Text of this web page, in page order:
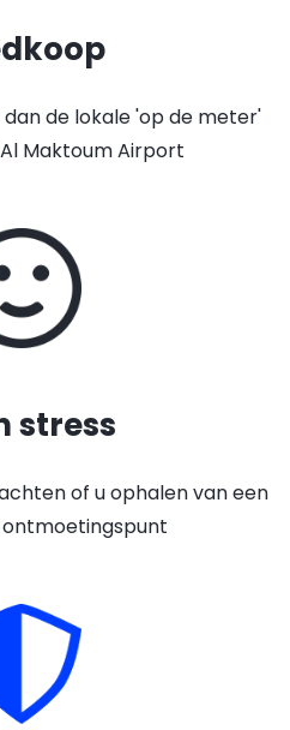
de lokale 'op de meter'
Maktoum Airport
stress
of u ophalen van een